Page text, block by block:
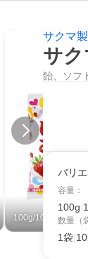
100g/10袋
サクマ
サク
飴、ソフ
バリ
容量 ：
100g
数量（
1袋